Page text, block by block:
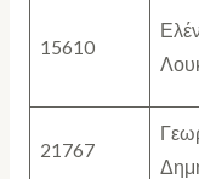
15610
21767